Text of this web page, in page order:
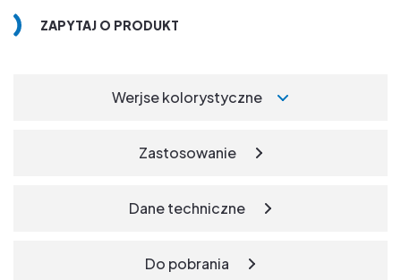
ZAPYTAJ O PRODUKT
Werjse kolorystyczne
Zastosowanie
Dane techniczne
Do pobrania